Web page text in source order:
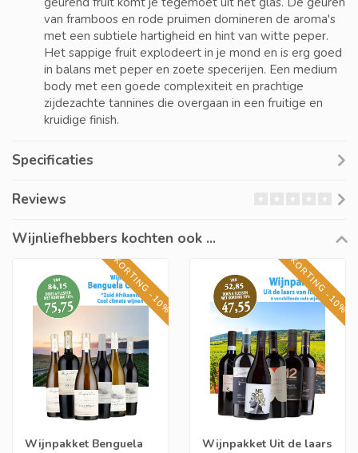
van framboos en rode pruimen domineren de aroma's
met een subtiele hartigheid en hint van witte peper.
Het sappige fruit explodeert in je mond en is erg goed
in balans met peper en zoete specerijen. Een medium
body met een goede complexiteit en prachtige
zijdezachte tannines die overgaan in een fruitige en
kruidige finish.
Specificaties
Reviews
Wijnliefhebbers kochten ook ...
KORTING -10%
Wijnpakket Benguela
KORTING -10%
Wijnpakket Uit de laars